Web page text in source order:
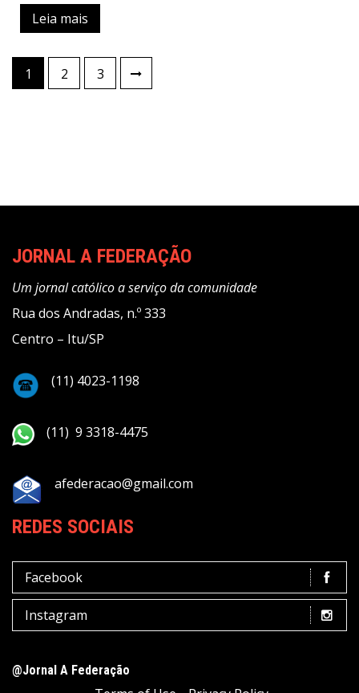
Leia mais
Paginação
de
1 2 3
JORNAL A FEDERAÇÃO
Um jornal católico a serviço da comunidade
Rua dos Andradas, n.º 333
Centro – Itu/SP
(11) 4023-1198
(11) 9 3318-4475
afederacao@gmail.com
REDES SOCIAIS
Facebook
Instagram
@Jornal A Federação